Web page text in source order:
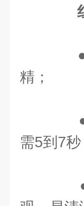
●
精；
●
需5到7秒
●